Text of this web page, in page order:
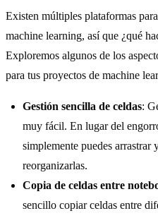
Existen múltiples plataformas
machine learning, así que ¿qué
Exploremos algunos de los
para tus proyectos de machine
Gestión sencilla de celdas:
muy fácil. En lugar del
simplemente puedes arrastrar
reorganizarlas.
Copia de celdas entre
sencillo copiar celdas entre